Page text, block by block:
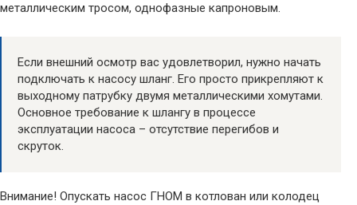
металлическим тросом, однофазные капроновым.
Если внешний осмотр вас удовлетворил, нужно начать
подключать к насосу шланг. Его просто прикрепляют к
выходному патрубку двумя металлическими хомутами.
Основное требование к шлангу в процессе
эксплуатации насоса – отсутствие перегибов и
скруток.
Внимание! Опускать насос ГНОМ в котлован или колодец